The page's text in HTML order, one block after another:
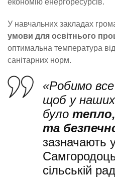
У навчальних закладах
умови для освітнього
оптимальна температура
санітарних норм.
«Робимо все
щоб у наших
було
та
зазначають
сільській